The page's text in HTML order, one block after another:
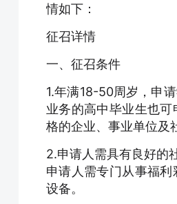
情如下：
征召详情
一、征召条件
1.年满18-50周岁，申
业务的高中毕业生也
格的企业、事业单位及
2.申请人需具有良好的
申请人需专门从事福
设备。